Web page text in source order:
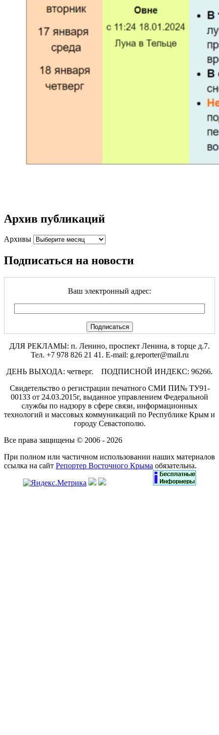
Архив публикаций
Архивы
Подписаться на новости
Ваш электронный адрес:
ДЛЯ РЕКЛАМЫ: п. Ленино, проспект Ленина, в торце д.7.
Тел. +7 978 826 21 41. E-mail: g.reporter@mail.ru
ДЕНЬ ВЫХОДА: четверг. ПОДПИСНОЙ ИНДЕКС: 96266.
Свидетельство о регистрации печатного СМИ ПИ№ ТУ91-
00133 от 24.03.2015г, выданное управлением Федеральной
службы по надзору в сфере связи, информационных
технологий и массовых коммуникаций по Республике Крым и
городу Севастополю.
Все права защищены © 2006 - 2026
При полном или частичном использовании наших материалов
ссылка на сайт Репортер Восточного Крыма обязательна.